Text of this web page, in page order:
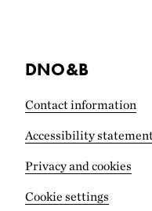
DNO&B
Contact information
Accessibility
Privacy and cookies
Cookie settings